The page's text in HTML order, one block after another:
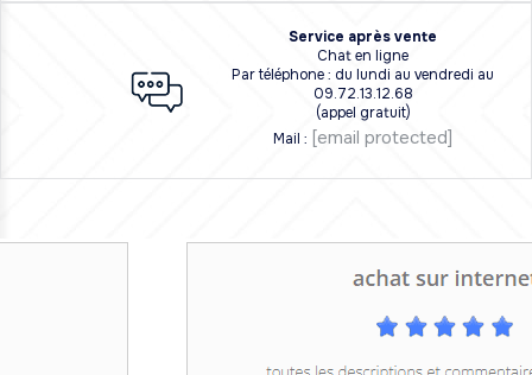
Service après vente
Chat en ligne
Par téléphone : du lundi au vendredi au
09.72.13.12.68
(appel gratuit)
Mail : [email protected]